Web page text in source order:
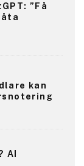
”Få
kan
AI